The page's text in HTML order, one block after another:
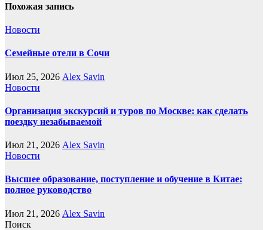
Похожая запись
Новости
Семейные отели в Сочи
Июл 25, 2026 Alex Savin
Новости
Организация экскурсий и туров по Москве: как сделать
поездку незабываемой
Июл 21, 2026 Alex Savin
Новости
Высшее образование, поступление и обучение в Китае:
полное руководство
Июл 21, 2026 Alex Savin
Поиск